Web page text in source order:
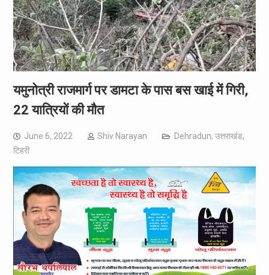
यमुनोत्री राजमार्ग पर डामटा के पास बस खाई में गिरी,
22 यात्रियों की मौत
June 6, 2022 Shiv Narayan Dehradun, उत्तराखंड,
टिहरी